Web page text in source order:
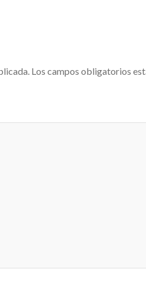
Los campos obligatorios